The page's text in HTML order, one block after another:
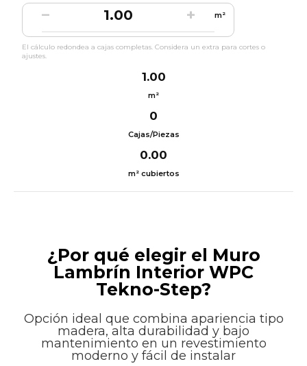
− + m²
El cálculo redondea a cajas completas. Considera un extra para cortes o
ajustes.
1.00
m²
0
Cajas/Piezas
0.00
m² cubiertos
¿Por qué elegir el Muro
Lambrín Interior WPC
Tekno-Step?
Opción ideal que combina apariencia tipo
madera, alta durabilidad y bajo
mantenimiento en un revestimiento
moderno y fácil de instalar​